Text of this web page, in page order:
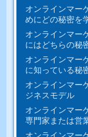
オンラインマー
めにどの秘密を
オンラインマー
にはどちらの秘
オンラインマー
に知っている秘
オンラインマー
ジネスモデル
オンラインマー
専門家または営